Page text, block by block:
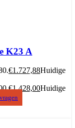
K23 A
€1.727,88Huidige
€1.428,00Huidige